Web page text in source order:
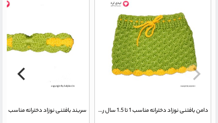
دامن بافتنی نوزاد دخترانه مناسب 1 تا 1.5 سال رنگ سبز-زرد